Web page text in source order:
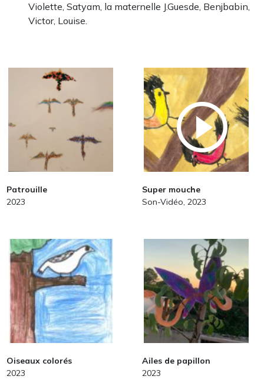
Violette, Satyam, la maternelle J.Guesde, Benjbabin,
Victor, Louise.
Patrouille
2023
Super mouche
Son-Vidéo, 2023
Oiseaux colorés
2023
Ailes de papillon
2023